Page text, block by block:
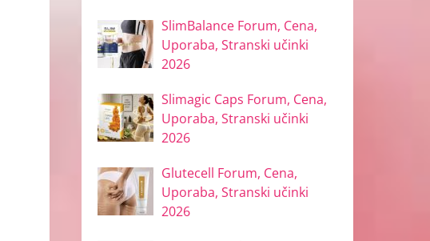
SlimBalance Forum, Cena,
Uporaba, Stranski učinki
2026
Slimagic Caps Forum, Cena,
Uporaba, Stranski učinki
2026
Glutecell Forum, Cena,
Uporaba, Stranski učinki
2026